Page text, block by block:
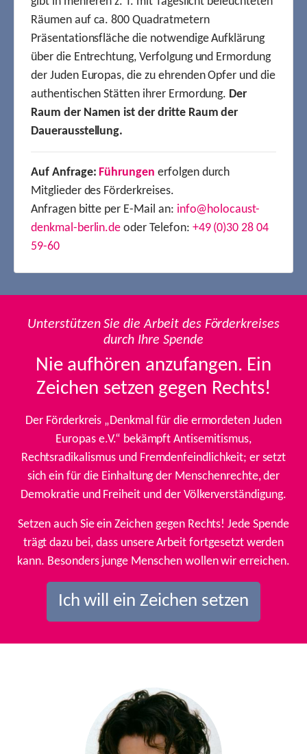
Räumen auf ca. 800 Quadratmetern
Präsentationsfläche die notwendige Aufklärung
über die Entrechtung, Verfolgung und Ermordung
der Juden Europas, die zu ehrenden Opfer und die
authentischen Stätten ihrer Ermordung. Der
Raum der Namen ist der dritte Raum der
Dauerausstellung.
Auf Anfrage: Führungen erfolgen durch
Mitglieder des Förderkreises.
Anfragen bitte per E-Mail an: info@holocaust-
denkmal-berlin.de oder Telefon: +49 (0)30 28 04
59-60
Unterstützen Sie die Arbeit des Förderkreises
durch Ihre Spende
Nie aufhören anzufangen. Ein
Zeichen setzen gegen Rechts!
Der Förderkreis „Denkmal für die ermordeten Juden
Europas e.V.“ bekämpft Antisemitismus,
Rechtsradikalismus und Fremdenfeindlichkeit; er setzt
sich ein für die Einhaltung der Menschenrechte, der
Demokratie und Freiheit und der Völkerverständigung.
Setzen auch Sie ein Zeichen gegen Rechts! Jede Spende
trägt dazu bei, dass unsere Arbeit fortgesetzt werden
kann. Besonders junge Menschen wollen wir erreichen.
Ich will ein Zeichen setzen